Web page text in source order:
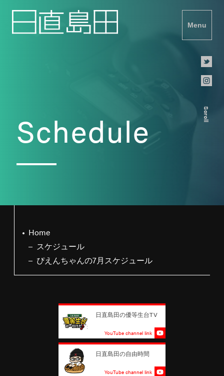
Menu
Scroll
Schedule
Home
スケジュール
ぴえんちゃんの7月スケジュール
日直島田の優等生台TV
YouTube channel link
日直島田の自由時間
YouTube channel link